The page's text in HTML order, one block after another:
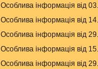
Особлива інформація від
Особлива інформація від
Особлива інформація від
Особлива інформація від
Особлива інформація від